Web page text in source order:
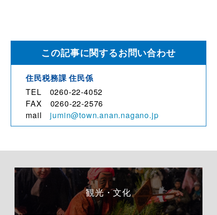
この記事に関するお問い合わせ
住民税務課 住民係
TEL 0260-22-4052
FAX 0260-22-2576
mail jumin@town.anan.nagano.jp
観光・文化